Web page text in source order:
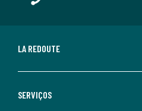
LA REDOUTE
SERVIÇOS